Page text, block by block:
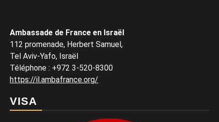
Ambassade de France en Israël
112 promenade, Herbert Samuel,
Tel Aviv-Yafo, Israël
Téléphone : +972 3-520-8300
https://il.ambafrance.org/
VISA